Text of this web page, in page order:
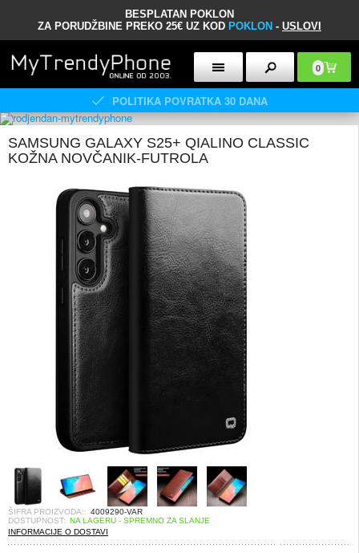
BESPLATAN POKLON
ZA PORUDŽBINE PREKO 25€ UZ KOD POKLON - USLOVI
0
POLITIKA POVRATKA 30 DANA
SAMSUNG GALAXY S25+ QIALINO CLASSIC
KOŽNA NOVČANIK-FUTROLA
ŠIFRA PROIZVODA:: 4009290-VAR
DOSTUPNOST: NA LAGERU - SPREMNO ZA SLANJE
INFORMACIJE O DOSTAVI